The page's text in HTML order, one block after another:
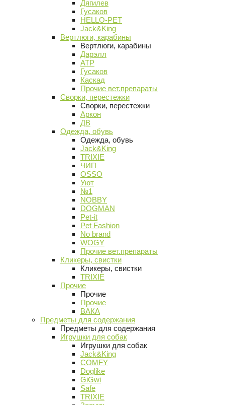
Дягилев
Гусаков
HELLO-PET
Jack&King
Вертлюги, карабины
Вертлюги, карабины
Дарэлл
АТР
Гусаков
Каскад
Прочие вет.препараты
Сворки, перестежки
Сворки, перестежки
Аркон
ДВ
Одежда, обувь
Одежда, обувь
Jack&King
TRIXIE
ЧИП
OSSO
Уют
№1
NOBBY
DOGMAN
Pet-it
Pet Fashion
No brand
WOGY
Прочие вет.препараты
Кликеры, свистки
Кликеры, свистки
TRIXIE
Прочие
Прочие
Прочие
ВАКА
Предметы для содержания
Предметы для содержания
Игрушки для собак
Игрушки для собак
Jack&King
COMFY
Doglike
GiGwi
Safe
TRIXIE